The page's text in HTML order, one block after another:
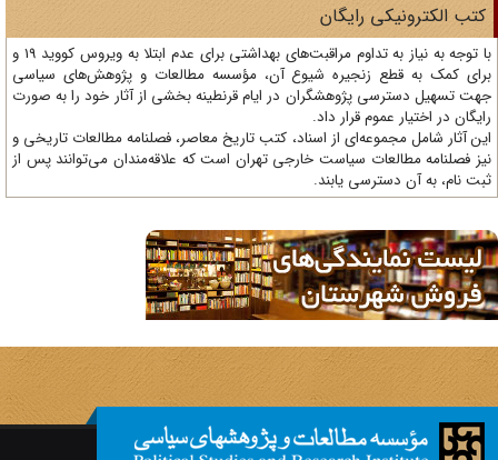
الکترونیکی رایگان
با توجه به نیاز به تداوم مراقبت‌های بهداشتی برای عدم ابتلا به ویروس کووید 19 و
کمک به قطع زنجیره شیوع آن، مؤسسه مطالعات و پژوهش‌های سیاسی
تسهیل دسترسی پژوهشگران در ایام قرنطینه بخشی از آثار خود را به صورت
در اختیار عموم قرار داد.
آثار شامل مجموعه‌ای از اسناد، کتب تاریخ معاصر، فصلنامه‌ مطالعات تاریخی و
فصلنامه مطالعات سیاست خارجی تهران است که علاقه‌مندان می‌توانند پس از
نام، به آن دسترسی یابند.